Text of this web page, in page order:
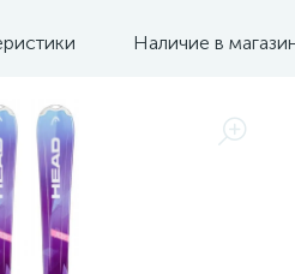
Наличие в